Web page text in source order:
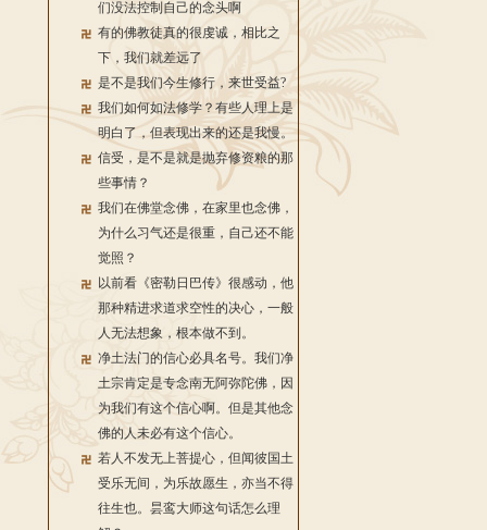
们没法控制自己的念头啊
有的佛教徒真的很虔诚，相比之
下，我们就差远了
是不是我们今生修行，来世受益?
我们如何如法修学？有些人理上是
明白了，但表现出来的还是我慢。
信受，是不是就是抛弃修资粮的那
些事情？
我们在佛堂念佛，在家里也念佛，
为什么习气还是很重，自己还不能
觉照？
以前看《密勒日巴传》很感动，他
那种精进求道求空性的决心，一般
人无法想象，根本做不到。
净土法门的信心必具名号。我们净
土宗肯定是专念南无阿弥陀佛，因
为我们有这个信心啊。但是其他念
佛的人未必有这个信心。
若人不发无上菩提心，但闻彼国土
受乐无间，为乐故愿生，亦当不得
往生也。昙鸾大师这句话怎么理